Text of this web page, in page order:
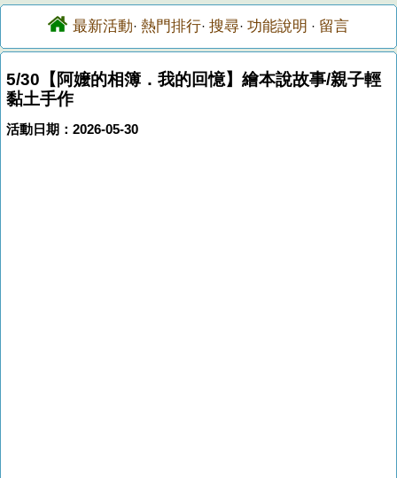
最新活動· 熱門排行· 搜尋· 功能說明 · 留言
5/30【阿嬤的相簿．我的回憶】繪本說故事/親子輕
黏土手作
活動日期：2026-05-30